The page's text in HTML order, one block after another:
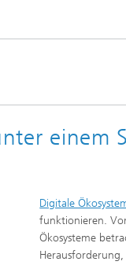
einem
Digitale
funktionieren.
Ökosysteme